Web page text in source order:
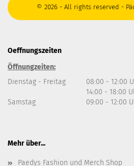
© 2026 - All rights reserved -
Oeffnungszeiten
Öffnungzeiten:
Dienstag - Freitag
08:00 - 12:00
14:00 - 18:00
Samstag
09:00 - 12:00
Mehr über...
Paedys Fashion und Merch Shop